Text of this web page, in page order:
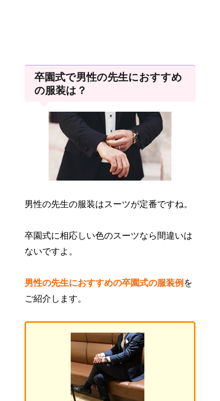
卒園式で男性の先生におすすめ
の服装は？
男性の先生の服装はスーツが定番ですね。
卒園式に相応しい色のスーツなら間違いは
ないですよ。
男性の先生におすすめの卒園式の服装例 を
ご紹介します。